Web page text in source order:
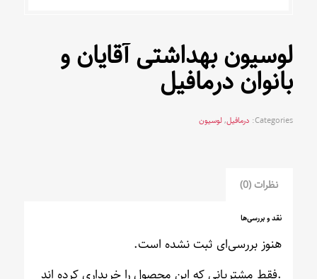
لوسیون بهداشتی آقایان و
بانوان درمافیل
Categories: درمافیل,لوسیون
نظرات (0)
نقد و بررسی‌ها
هنوز بررسی‌ای ثبت نشده است.
.فقط مشتریانی که این محصول را خریداری کرده اند